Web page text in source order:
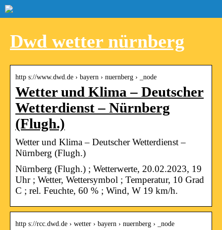
Dwd wetter nürnberg
http s://www.dwd.de › bayern › nuernberg › _node
Wetter und Klima – Deutscher
Wetterdienst – Nürnberg
(Flugh.)
Wetter und Klima – Deutscher Wetterdienst –
Nürnberg (Flugh.)
Nürnberg (Flugh.) ; Wetterwerte, 20.02.2023, 19
Uhr ; Wetter, Wettersymbol ; Temperatur, 10 Grad
C ; rel. Feuchte, 60 % ; Wind, W 19 km/h.
http s://rcc.dwd.de › wetter › bayern › nuernberg › _node